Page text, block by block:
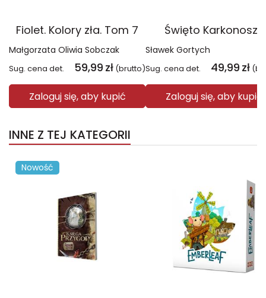
Fiolet. Kolory zła. Tom 7
Małgorzata Oliwia Sobczak
Sug. cena det. 59,99 zł (brutto)
Zaloguj się, aby kupić
Święto Karkonoszy
Sławek Gortych
Sug. cena det. 49,99 zł
Zaloguj się, aby kupić
INNE Z TEJ KATEGORII
Nowość